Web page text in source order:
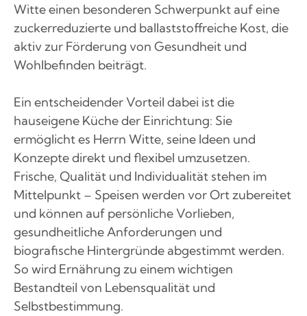
Witte einen besonderen Schwerpunkt auf eine
zuckerreduzierte und ballaststoffreiche Kost, die
aktiv zur Förderung von Gesundheit und
Wohlbefinden beiträgt.
Ein entscheidender Vorteil dabei ist die
hauseigene Küche der Einrichtung: Sie
ermöglicht es Herrn Witte, seine Ideen und
Konzepte direkt und flexibel umzusetzen.
Frische, Qualität und Individualität stehen im
Mittelpunkt – Speisen werden vor Ort zubereitet
und können auf persönliche Vorlieben,
gesundheitliche Anforderungen und
biografische Hintergründe abgestimmt werden.
So wird Ernährung zu einem wichtigen
Bestandteil von Lebensqualität und
Selbstbestimmung.